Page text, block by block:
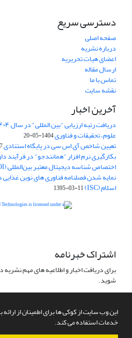
این وب سایت از کوکی ها برای اطمینان از ارائه
خدمات استفاده می کند.
دسترسی سریع
صفحه اصلی
درباره نشریه
اعضای هیات تحریریه
ارسال مقاله
تماس با ما
نقشه سایت
آخرین اخبار
علوم، تحقیقات و فناوری1404-05-20
تعیین شاخص آی اس سی در پایگاه استنادی ISC
بکارگیری نرم افزار "همانندجو" در فرآیند
اختصاص شناسه دیجیتال معتبر بین‌المللی (DOI)
نمایه شدن فصلنامه فناوری های نوین غذایی
اسلام (ISC) 1395-03-11
اشتراک خبرنامه
برای دریافت اخبار و اطلاعیه های مهم
شوید.